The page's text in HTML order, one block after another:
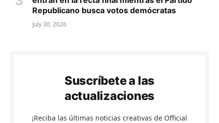
Republicano busca votos demócratas
July 30, 2026
Suscríbete a las
actualizaciones
¡Reciba las últimas noticias creativas de Official